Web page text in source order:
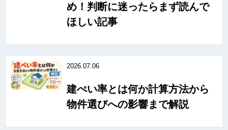
め！判断に迷ったらまず読んで
ほしい記事
2026.07.06
建ぺい率とは何か計算方法から
物件選びへの影響まで解説